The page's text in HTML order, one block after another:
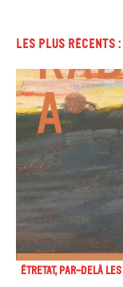
Les plus récents :
Étretat, par-delà